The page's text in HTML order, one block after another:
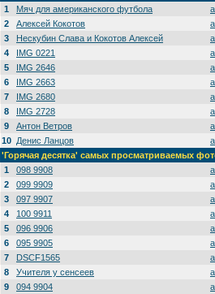
1
Мяч для американского футбола
2
Алексей Кокотов
3
Нескубин Слава и Кокотов Алексей
4
IMG 0221
5
IMG 2646
6
IMG 2663
7
IMG 2680
8
IMG 2728
9
Антон Ветров
10 Денис Ланцов
'Горячая десятка' самых просматриваемых
1
098 9908
2
099 9909
3
097 9907
4
100 9911
5
096 9906
6
095 9905
7
DSCF1565
8
Учителя у сенсеев
9
094 9904